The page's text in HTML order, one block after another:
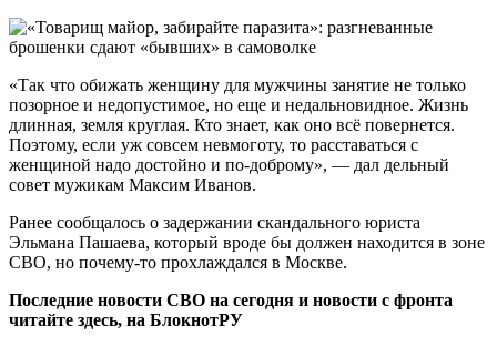
«Так что обижать женщину для мужчины занятие не только
позорное и недопустимое, но еще и недальновидное. Жизнь
длинная, земля круглая. Кто знает, как оно всё повернется.
Поэтому, если уж совсем невмоготу, то расставаться с
женщиной надо достойно и по-доброму», — дал дельный
совет мужикам Максим Иванов.
Ранее сообщалось о задержании скандального юриста
Эльмана Пашаева, который вроде бы должен находится в зоне
СВО, но почему-то прохлаждался в Москве.
Последние новости СВО на сегодня и новости с фронта
читайте здесь, на БлокнотРУ